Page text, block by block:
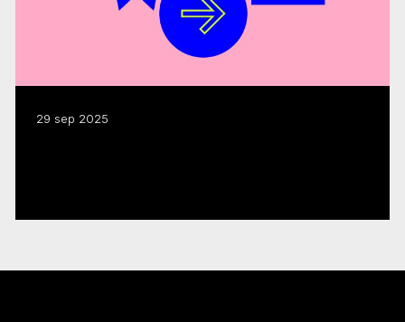
29 sep 2025